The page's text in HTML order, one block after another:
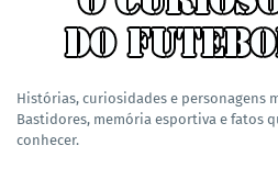
Histórias, curiosidades e personagens
Bastidores, memória esportiva e fatos
conhecer.